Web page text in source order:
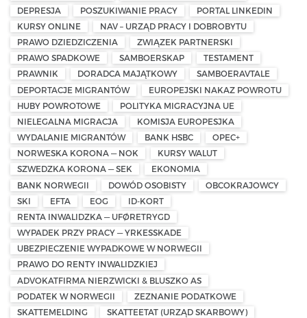
DEPRESJA
POSZUKIWANIE PRACY
PORTAL LINKEDIN
KURSY ONLINE
NAV – URZĄD PRACY I DOBROBYTU
PRAWO DZIEDZICZENIA
ZWIĄZEK PARTNERSKI
PRAWO SPADKOWE
SAMBOERSKAP
TESTAMENT
PRAWNIK
DORADCA MAJĄTKOWY
SAMBOERAVTALE
DEPORTACJE MIGRANTÓW
EUROPEJSKI NAKAZ POWROTU
HUBY POWROTOWE
POLITYKA MIGRACYJNA UE
NIELEGALNA MIGRACJA
KOMISJA EUROPESJKA
WYDALANIE MIGRANTÓW
BANK HSBC
OPEC+
NORWESKA KORONA — NOK
KURSY WALUT
SZWEDZKA KORONA — SEK
EKONOMIA
BANK NORWEGII
DOWÓD OSOBISTY
OBCOKRAJOWCY
SKI
EFTA EOG
ID-KORT
RENTA INWALIDZKA — UFØRETRYGD
WYPADEK PRZY PRACY — YRKESSKADE
UBEZPIECZENIE WYPADKOWE W NORWEGII
PRAWO DO RENTY INWALIDZKIEJ
ADVOKATFIRMA NIERZWICKI & BLUSZKO AS
PODATEK W NORWEGII
ZEZNANIE PODATKOWE
SKATTEMELDING
SKATTEETAT (URZĄD SKARBOWY)